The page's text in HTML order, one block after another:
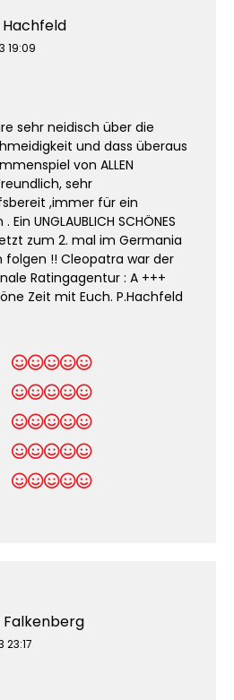
19:09
sehr neidisch über die
und dass überaus
von ALLEN
sehr
,immer für ein
UNGLAUBLICH SCHÖNES
zum 2. mal im Germania
folgen !! Cleopatra war der
Ratingagentur : A +++
Zeit mit Euch. P.Hachfeld
23:17